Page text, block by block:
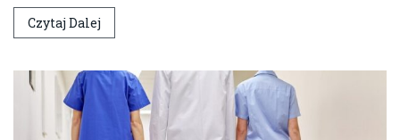
Czytaj Dalej